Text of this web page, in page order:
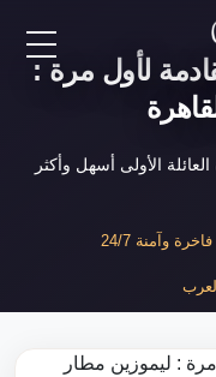
لأول مرة :
الأولى أسهل وأكثر
وآمنة 24/7